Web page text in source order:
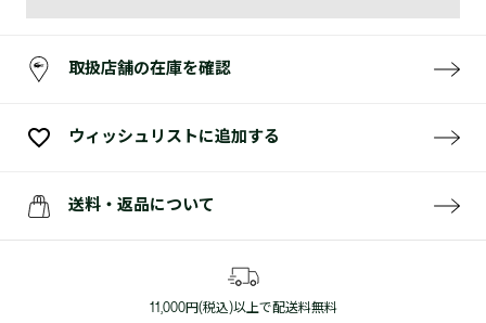
取扱店舗の在庫を確認
ウィッシュリストに追加する
送料・返品について
11,000円(税込)以上で配送料無料